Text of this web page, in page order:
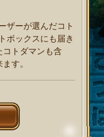
ザーが選んだコト
ボックスにも届き
コトダマンも含
す。